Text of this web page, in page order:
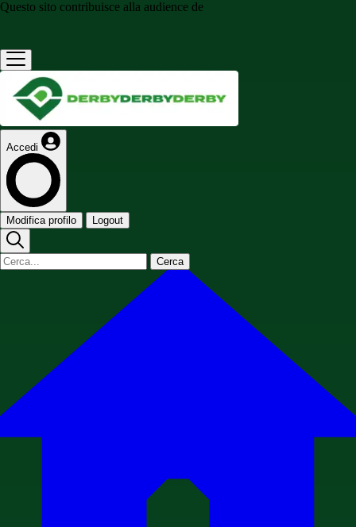
Questo sito contribuisce alla audience de
Accedi
Modifica profilo Logout
Cerca